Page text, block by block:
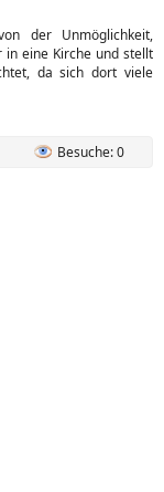
der Unmöglichkeit,
in eine Kirche und stellt
da sich dort viele
Besuche: 0